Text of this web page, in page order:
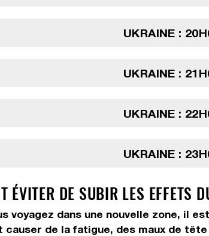
UKRAINE :
UKRAINE :
UKRAINE :
UKRAINE :
ÉVITER DE SUBIR LES
voyagez dans une nouvelle zone, il
causer de la fatigue, des maux de